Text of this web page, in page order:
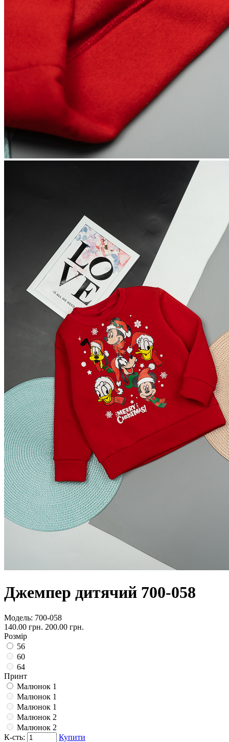
Джемпер дитячий 700-058
Модель: 700-058
140.00 грн. 200.00 грн.
Розмір
56
60
64
Принт
Малюнок 1
Малюнок 1
Малюнок 1
Малюнок 2
Малюнок 2
К-сть:
Купити